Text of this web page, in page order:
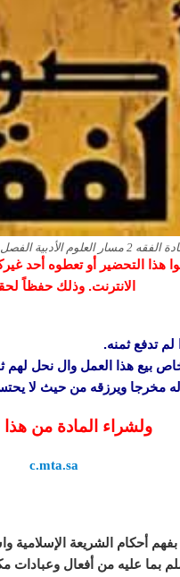
الدراسي الاول 1443 هـ
هذا التحضير أو تعطوه أحد
الانترنت. وذلك حفظاً
لم تدفع ثمنه.
بيع هذا العمل وال نحل لهم
له مخرجا ويرزقه من حيث لا
ولشراء المادة من هذا
c.mta.sa
أحكام الشريعة الإسلامية
بما عليه من أفعال وعبادات